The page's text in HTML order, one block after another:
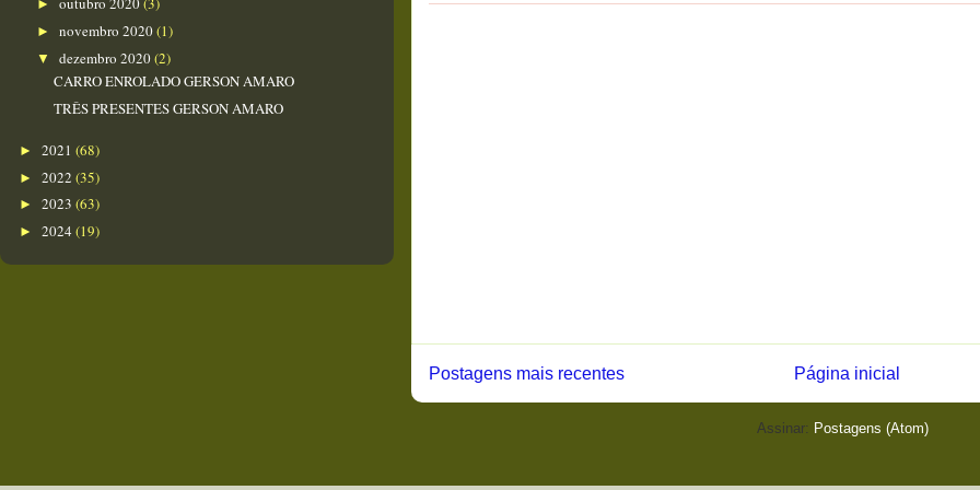
Postagens mais recentes Página inicial
Assinar: Postagens (Atom)
►
► novembro 2020(1)
▼ dezembro 2020(2)
CARRO ENROLADO GERSON AMARO
TRÊS PRESENTES GERSON AMARO
► 2021 (68)
► 2022 (35)
► 2023 (63)
► 2024 (19)